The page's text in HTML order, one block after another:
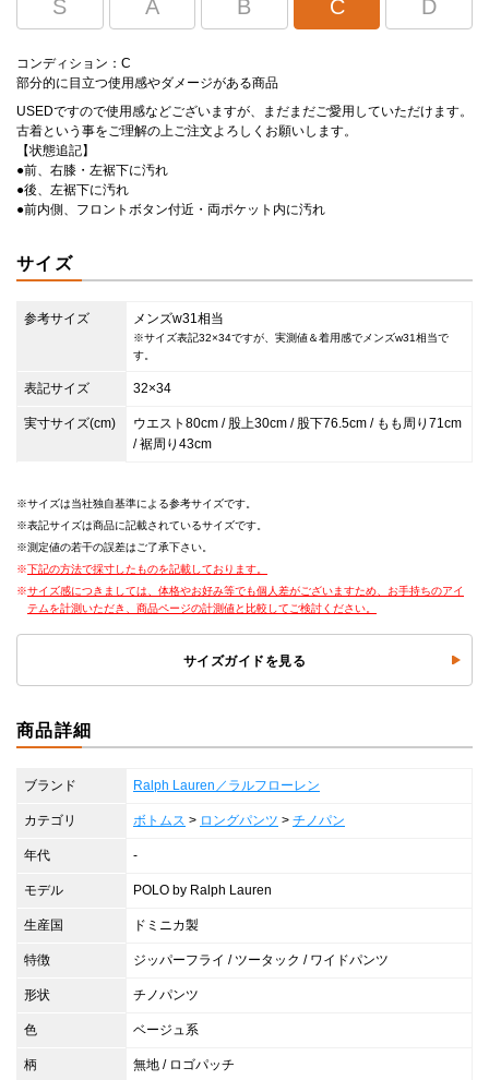
S A B C D
コンディション：C
部分的に目立つ使用感やダメージがある商品
USEDですので使用感などございますが、まだまだご愛用していただけます。
古着という事をご理解の上ご注文よろしくお願いします。
【状態追記】
●前、右膝・左裾下に汚れ
●後、左裾下に汚れ
●前内側、フロントボタン付近・両ポケット内に汚れ
サイズ
参考サイズ メンズw31相当
※サイズ表記32×34ですが、実測値＆着用感でメンズw31相当で
す。
表記サイズ 32×34
実寸サイズ(cm)
ウエスト80cm / 股上30cm / 股下76.5cm / もも周り71cm
/ 裾周り43cm
サイズは当社独自基準による参考サイズです。
表記サイズは商品に記載されているサイズです。
測定値の若干の誤差はご了承下さい。
下記の方法で採寸したものを記載しております。
サイズ感につきましては、体格やお好み等でも個人差がございますため、お手持ちのアイ
テムを計測いただき、商品ページの計測値と比較してご検討ください。
サイズガイドを見る
商品詳細
ブランド Ralph Lauren／ラルフローレン
カテゴリ ボトムス > ロングパンツ > チノパン
年代 -
モデル POLO by Ralph Lauren
生産国 ドミニカ製
特徴 ジッパーフライ / ツータック / ワイドパンツ
形状 チノパンツ
色 ベージュ系
柄 無地 / ロゴパッチ